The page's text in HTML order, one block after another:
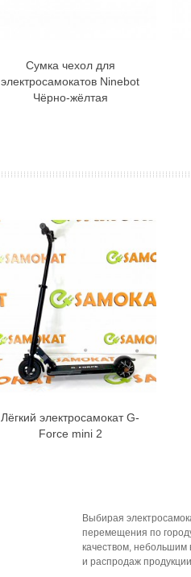
В корзину
Сумка чехол для
электросамокатов Ninebot
Чёрно-жёлтая
В корзину
Лёгкий электросамокат G-
Force mini 2
Выбирая
перемещения по
качеством, небольшим
и распродаж